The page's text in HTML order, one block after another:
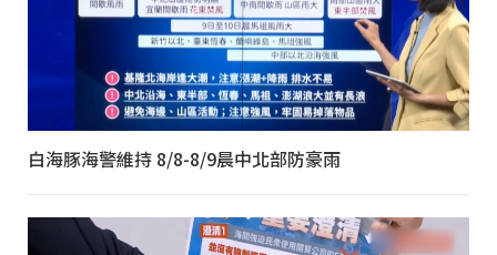
白海豚海警維持 8/8-8/9晨中北部防豪雨